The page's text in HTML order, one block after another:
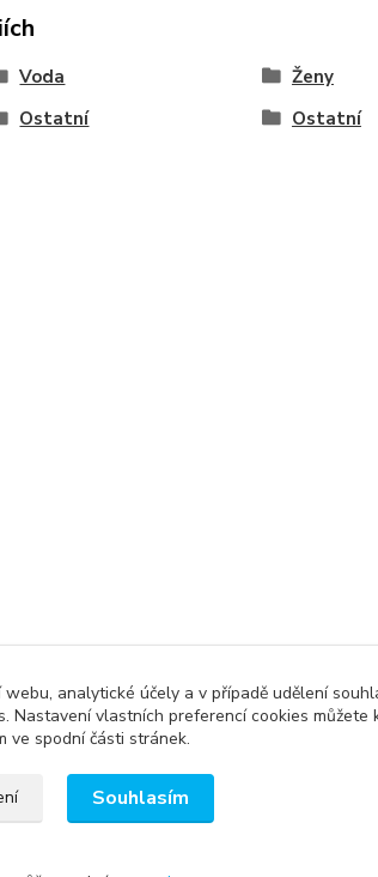
Voda Ženy
Ostatní Ostatní
analytické účely a v případě udělení
Nastavení vlastních preferencí cookies můžete
ve spodní části stránek.
Souhlasím